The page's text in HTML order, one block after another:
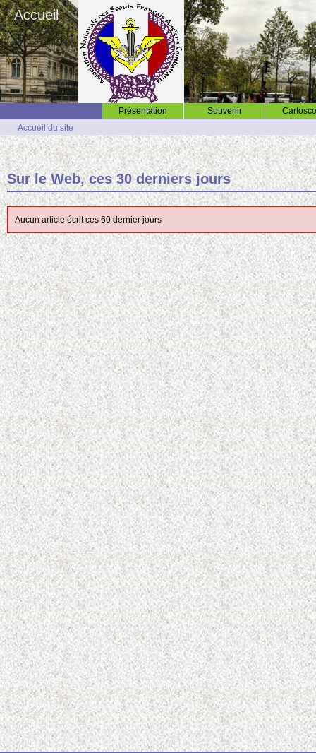
Accueil
Présentation Souvenir
Accueil du site
Sur le Web, ces 30 derniers jours
Aucun article écrit ces 60 dernier jours